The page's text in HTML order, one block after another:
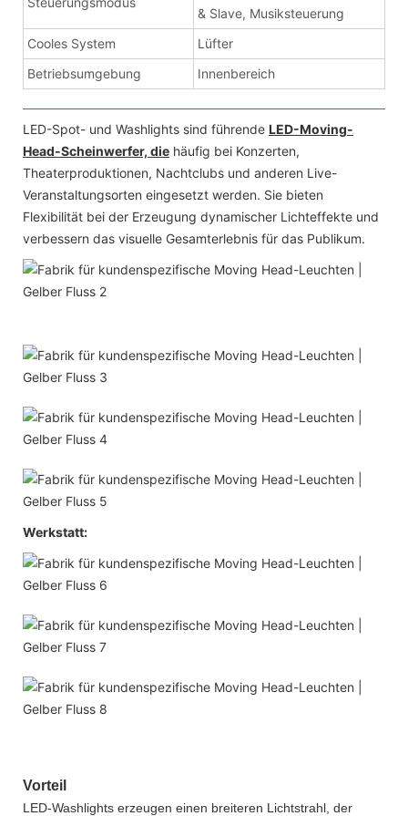
& Slave, Musiksteuerung
Cooles System
Lüfter
Betriebsumgebung
Innenbereich
LED-Spot- und Washlights sind führende LED-Moving-
Head-Scheinwerfer, die häufig bei Konzerten,
Theaterproduktionen, Nachtclubs und anderen Live-
Veranstaltungsorten eingesetzt werden. Sie bieten
Flexibilität bei der Erzeugung dynamischer Lichteffekte und
verbessern das visuelle Gesamterlebnis für das Publikum.
Werkstatt:
Vorteil
LED-Washlights erzeugen einen breiteren Lichtstrahl, der